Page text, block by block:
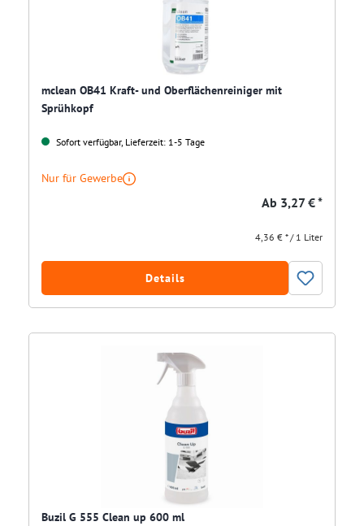
mclean OB41 Kraft- und Oberflächenreiniger mit
Sprühkopf
Sofort verfügbar, Lieferzeit: 1-5 Tage
Nur für Gewerbe
Ab 3,27 € *
4,36 € * / 1 Liter
Details
Buzil G 555 Clean up 600 ml